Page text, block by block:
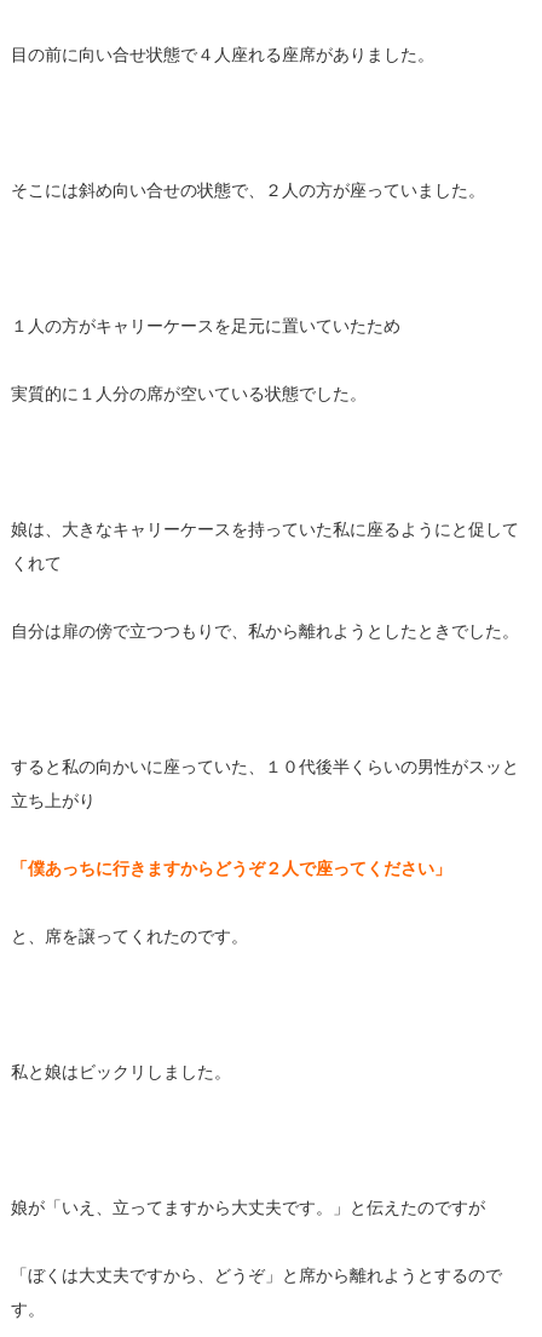
目の前に向い合せ状態で４人座れる座席がありました。
そこには斜め向い合せの状態で、２人の方が座っていました。
１人の方がキャリーケースを足元に置いていたため
実質的に１人分の席が空いている状態でした。
娘は、大きなキャリーケースを持っていた私に座るようにと促して
くれて
自分は扉の傍で立つつもりで、私から離れようとしたときでした。
すると私の向かいに座っていた、１０代後半くらいの男性がスッと
立ち上がり
「僕あっちに行きますからどうぞ２人で座ってください」
と、席を譲ってくれたのです。
私と娘はビックリしました。
娘が「いえ、立ってますから大丈夫です。」と伝えたのですが
「ぼくは大丈夫ですから、どうぞ」と席から離れようとするので
す。